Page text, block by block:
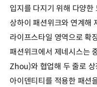
입지를 다지기 위해 다양
상하이 패션위크와 연계해
라이프스타일 영역으로 확
패션위크에서 제네시스는
Zhou)와 협업해 두 줄로
아이덴티티를 적용한 패션